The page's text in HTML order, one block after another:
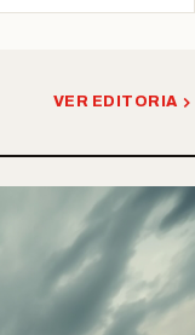
VER EDITORIA